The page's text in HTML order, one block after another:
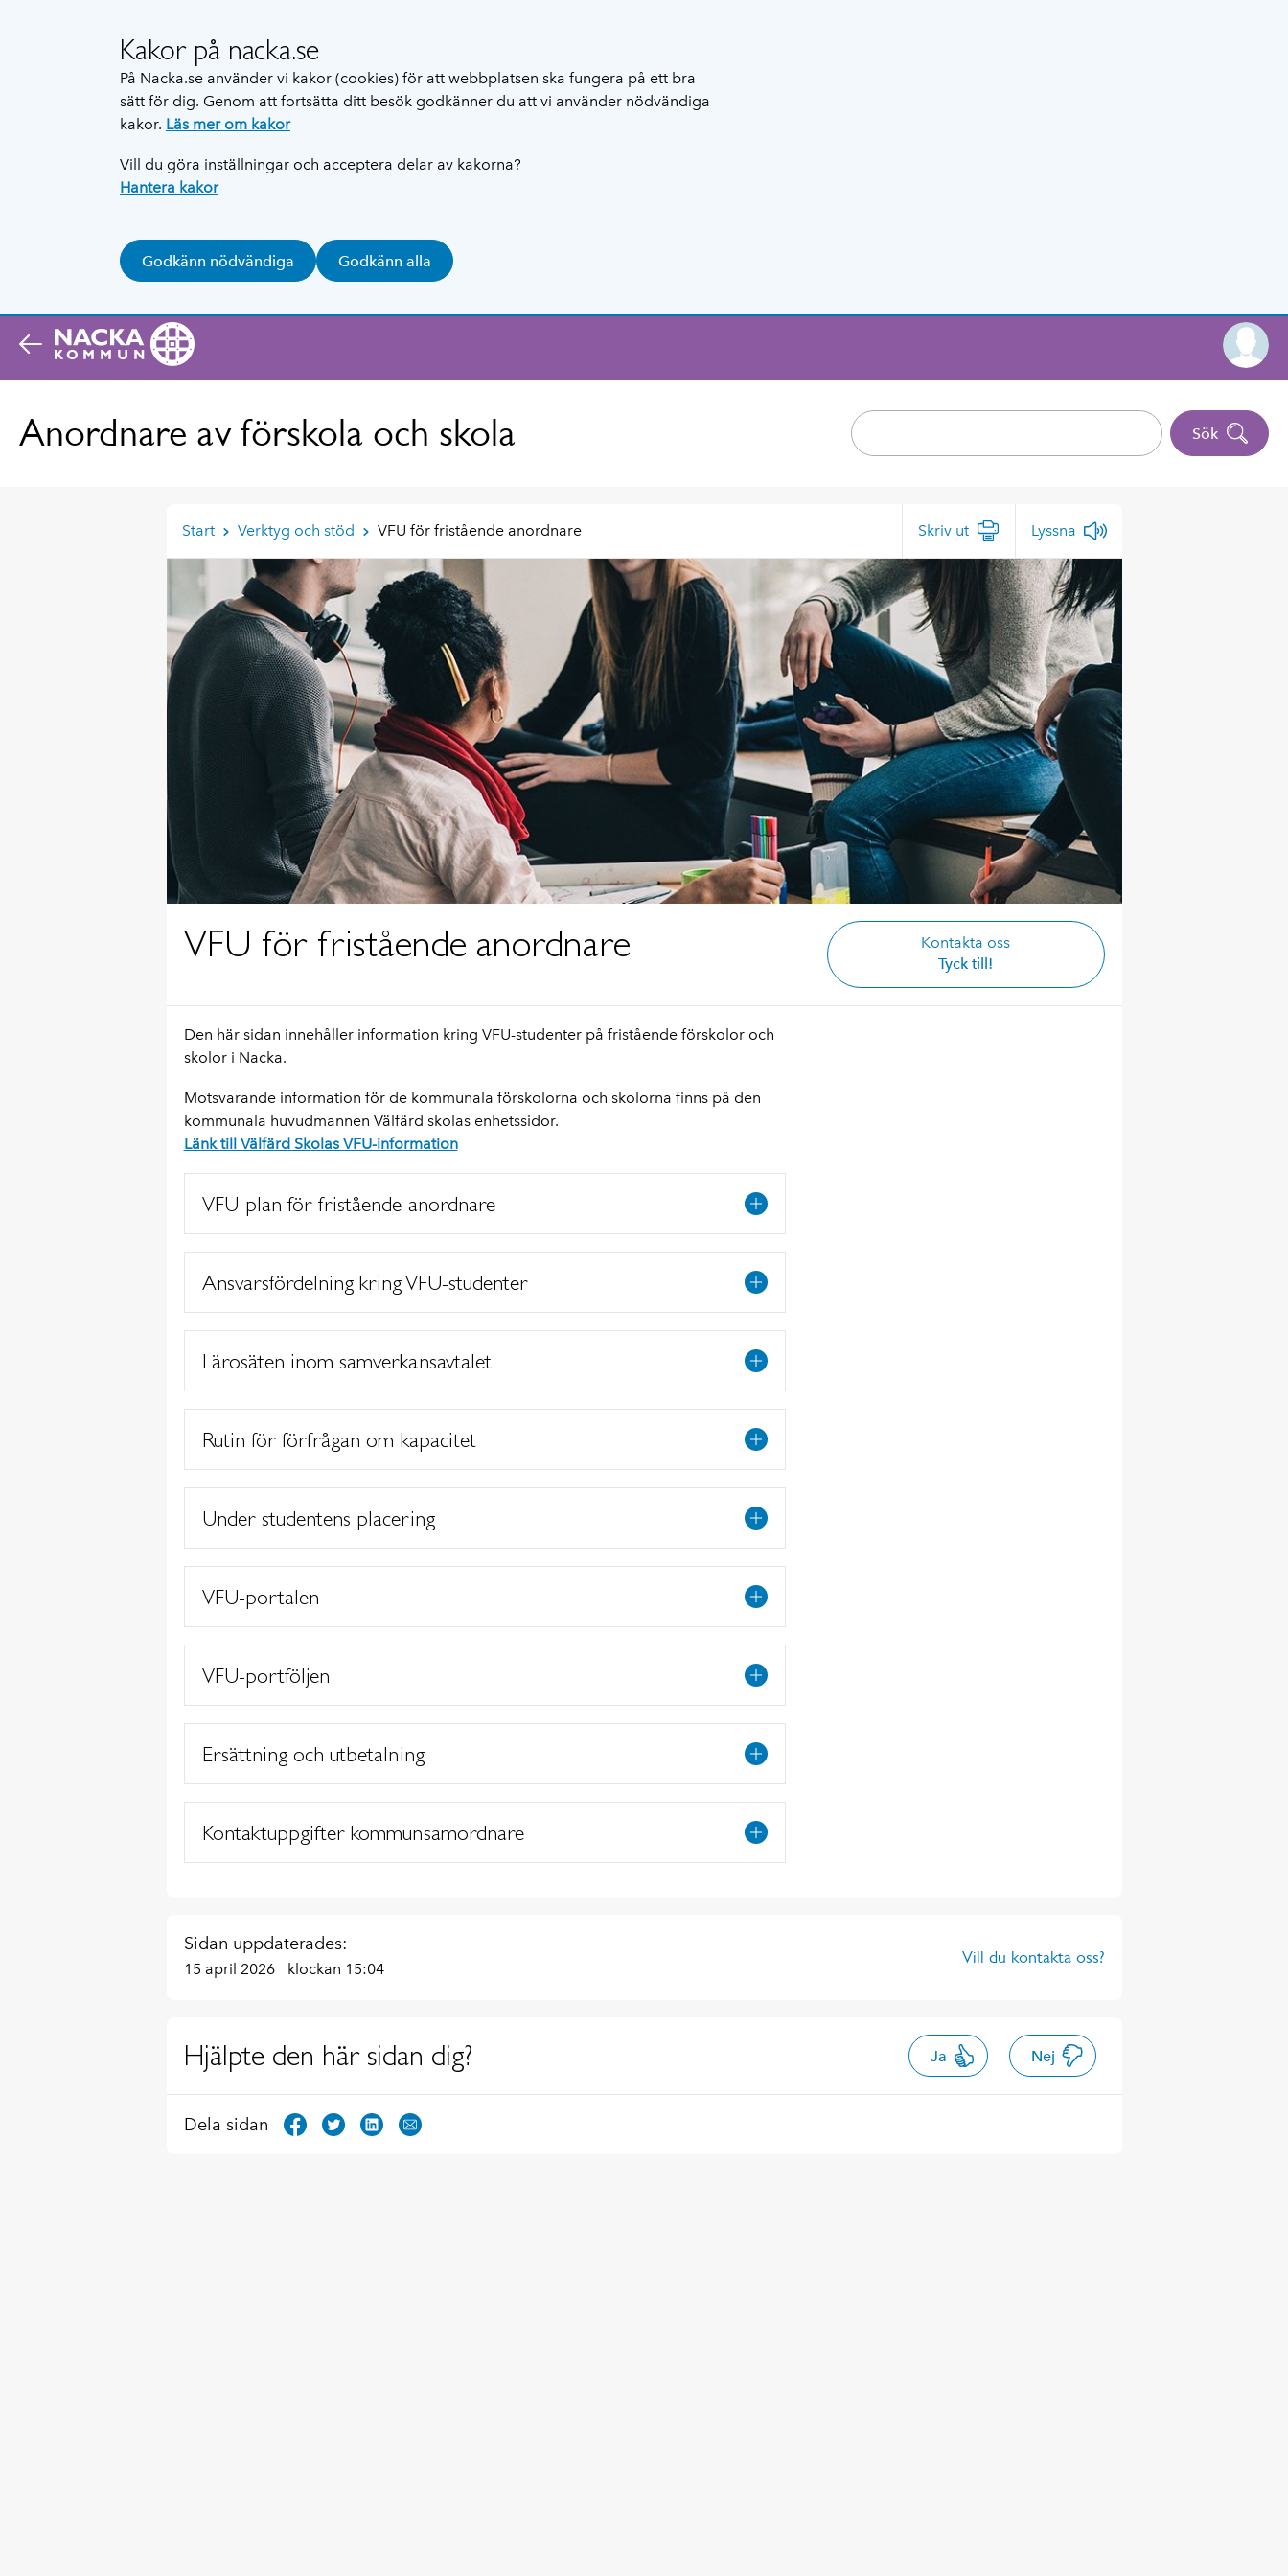
Kakor på nacka.se
På Nacka.se använder vi kakor (cookies) för att webbplatsen ska fungera på ett bra
sätt för dig. Genom att fortsätta ditt besök godkänner du att vi använder nödvändiga
kakor. Läs mer om kakor
Vill du göra inställningar och acceptera delar av kakorna?
Hantera kakor
Godkänn nödvändiga Godkänn alla
Anordnare av förskola och skola Sök
Start Verktyg och stöd VFU för fristående anordnare Skriv ut Lyssna
VFU för fristående anordnare
Kontakta oss
Tyck till!
Den här sidan innehåller information kring VFU-studenter på fristående förskolor och
skolor i Nacka.
Motsvarande information för de kommunala förskolorna och skolorna finns på den
kommunala huvudmannen Välfärd skolas enhetssidor.
Länk till Välfärd Skolas VFU-information
VFU-plan för fristående anordnare
Ansvarsfördelning kring VFU-studenter
Lärosäten inom samverkansavtalet
Rutin för förfrågan om kapacitet
Under studentens placering
VFU-portalen
VFU-portföljen
Ersättning och utbetalning
Kontaktuppgifter kommunsamordnare
Sidan uppdaterades:
15 april 2026 klockan 15:04
Vill du kontakta oss?
Hjälpte den här sidan dig? Ja Nej
Dela sidan